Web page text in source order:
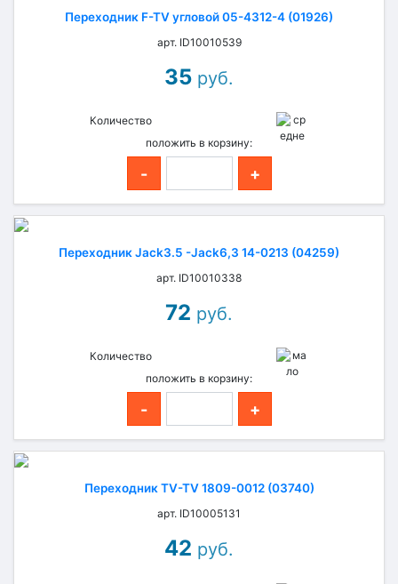
Переходник F-TV угловой 05-4312-4 (01926)
арт. ID10010539
35 руб.
Количество
положить в корзину:
- +
Переходник Jack3.5 -Jack6,3 14-0213 (04259)
арт. ID10010338
72 руб.
Количество
положить в корзину:
- +
Переходник TV-TV 1809-0012 (03740)
арт. ID10005131
42 руб.